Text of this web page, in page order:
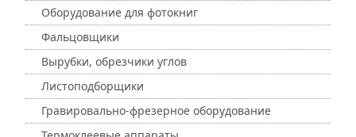
Оборудование для фотокниг
Фальцовщики
Вырубки, обрезчики углов
Листоподборщики
Гравировально-фрезерное оборудование